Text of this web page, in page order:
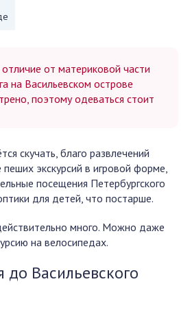
от материковой части
на Васильевском острове
поэтому одеваться стоит
скучать, благо развлечений
экскурсий в игровой форме,
посещения Петербургского
для детей, что постарше.
много. Можно даже
на велосипедах.
до Васильевского